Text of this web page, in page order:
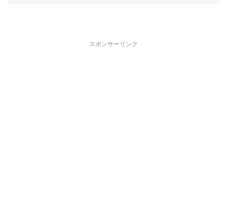
スポンサーリンク